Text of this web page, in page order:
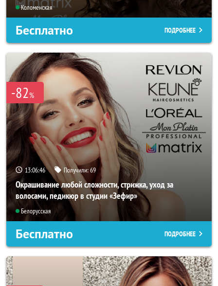
Коломенская
Бесплатно ПОДРОБНЕЕ
-82%
13:06:45 Получили:69
Окрашивание любой сложности, стрижка, уход за
волосами, педикюр в студии «Зефир»
Белорусская
Бесплатно ПОДРОБНЕЕ